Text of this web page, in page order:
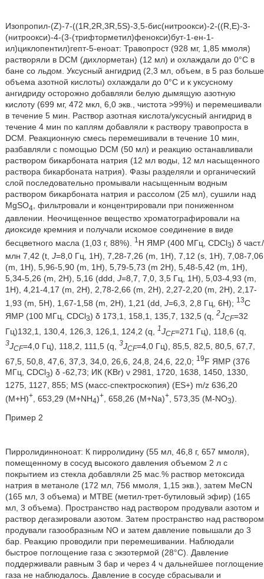
Изопропил-(Z)-7-((1R,2R,3R,5S)-3,5-бис(нитроокси)-2-((R,E)-3-
(нитроокси)-4-(3-(трифторметил)фенокси)бут-1-ен-1-
ил)циклопентил)гепт-5-еноат: Травопрост (928 мг, 1,85 ммоля)
растворяли в DCM (дихлорметан) (12 мл) и охлаждали до 0°C в
бане со льдом. Уксусный ангидрид (2,3 мл, объем, в 5 раз больше
объема азотной кислоты) охлаждали до 0°C и к уксусному
ангидриду осторожно добавляли белую дымящую азотную
кислоту (699 мг, 472 мкл, 6,0 экв., чистота >99%) и перемешивали
в течение 5 мин. Раствор азотная кислота/уксусный ангидрид в
течение 4 мин по каплям добавляли к раствору травопроста в
DCM. Реакционную смесь перемешивали в течение 10 мин,
разбавляли с помощью DCM (50 мл) и реакцию останавливали
раствором бикарбоната натрия (12 мл воды, 12 мл насыщенного
раствора бикарбоната натрия). Фазы разделяли и органический
слой последовательно промывали насыщенным водным
раствором бикарбоната натрия и рассолом (25 мл), сушили над
MgSO4, фильтровали и концентрировали при пониженном
давлении. Неочищенное вещество хроматографировали на
диоксиде кремния и получали искомое соединение в виде
бесцветного масла (1,03 г, 88%).
1 H ЯМР (400 МГц, CDCl3) δ част./
млн 7,42 (t, J=8,0 Гц, 1H), 7,28-7,26 (m, 1H), 7,12 (s, 1H), 7,08-7,06
(m, 1H), 5,96-5,90 (m, 1H), 5,79-5,73 (m 2H), 5,48-5,42 (m, 1H),
5,34-5,26 (m, 2H), 5,16 (ddd, J=8,7, 7,0, 3,5 Гц, 1H), 5,03-4,93 (m,
1H), 4,21-4,17 (m, 2H), 2,78-2,66 (m, 2H), 2,27-2,20 (m, 2H), 2,17-
1,93 (m, 5H), 1,67-1,58 (m, 2H), 1,21 (dd, J=6,3, 2,8 Гц, 6H); 13C
ЯМР (100 МГц, CDCl3) δ 173,1, 158,1, 135,7, 132,5 (q, 2JCF=32
Гц)132,1, 130,4, 126,3, 126,1, 124,2 (q,
1JCF=271 Гц), 118,6 (q,
3JCF=4,0 Гц), 118,2, 111,5 (q, 3JCF=4,0 Гц), 85,5, 82,5, 80,5, 67,7,
67,5, 50,8, 47,6, 37,3, 34,0, 26,6, 24,8, 24,6, 22,0; 19F ЯМР (376
МГц, CDCl3) δ -62,73; ИК (KBr) ν 2981, 1720, 1638, 1450, 1330,
1275, 1127, 855; MS (масс-спектроскопия) (ES+) m/z 636,20
(M+H)+, 653,29 (M+NH4)+, 658,26 (M+Na)+, 573,35 (M-NO3).
Пример 2
Пирролидинноноат: К пирролидину (55 мл, 46,8 г, 657 ммоля),
помещенному в сосуд высокого давления объемом 2 л с
покрытием из стекла добавляли 25 мас.% раствор метоксида
натрия в метаноле (172 мл, 756 ммоля, 1,15 экв.), затем MeCN
(165 мл, 3 объема) и MTBE (метил-трет-бутиловый эфир) (165
мл, 3 объема). Пространство над раствором продували азотом и
раствор дегазировали азотом. Затем пространство над раствором
продували газообразным NO и затем давление повышали до 3
бар. Реакцию проводили при перемешивании. Наблюдали
быстрое поглощение газа с экзотермой (28°C). Давление
поддерживали равным 3 бар и через 4 ч дальнейшее поглощение
газа не наблюдалось. Давление в сосуде сбрасывали и